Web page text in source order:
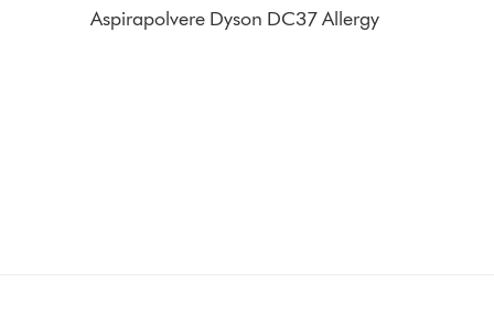
Aspirapolvere Dyson DC37 Allergy